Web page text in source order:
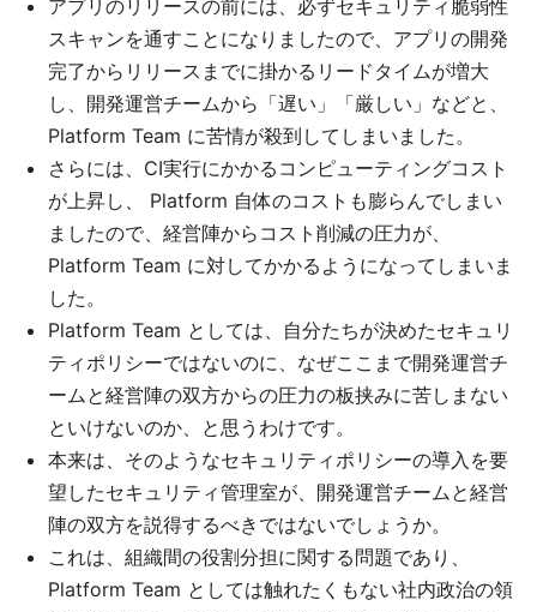
アプリのリリースの前には、必ずセキュリティ脆弱性
スキャンを通すことになりましたので、アプリの開発
完了からリリースまでに掛かるリードタイムが増大
し、開発運営チームから「遅い」「厳しい」などと、
Platform Team に苦情が殺到してしまいました。
さらには、CI実行にかかるコンピューティングコスト
が上昇し、 Platform 自体のコストも膨らんでしまい
ましたので、経営陣からコスト削減の圧力が、
Platform Team に対してかかるようになってしまいま
した。
Platform Team としては、自分たちが決めたセキュリ
ティポリシーではないのに、なぜここまで開発運営チ
ームと経営陣の双方からの圧力の板挟みに苦しまない
といけないのか、と思うわけです。
本来は、そのようなセキュリティポリシーの導入を要
望したセキュリティ管理室が、開発運営チームと経営
陣の双方を説得するべきではないでしょうか。
これは、組織間の役割分担に関する問題であり、
Platform Team としては触れたくもない社内政治の領